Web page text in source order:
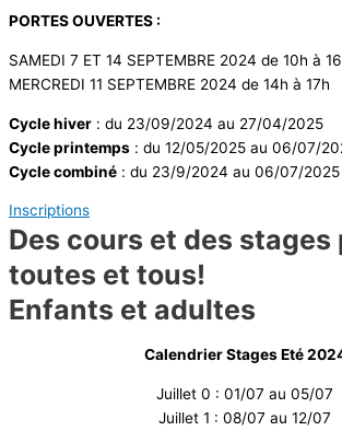
PORTES OUVERTES :
SAMEDI 7 ET 14 SEPTEMBRE 2024 de 10h à
MERCREDI 11 SEPTEMBRE 2024 de 14h à 17h
Cycle hiver : du 23/09/2024 au 27/04/2025
Cycle printemps : du 12/05/2025 au 06/07/
Cycle combiné : du 23/9/2024 au 06/07/2025
Inscriptions
Des cours et des stages
toutes et tous!
Enfants et adultes
CalendrierStages Eté
Juillet 0 : 01/07 au 05/07
Juillet 1 : 08/07 au 12/07